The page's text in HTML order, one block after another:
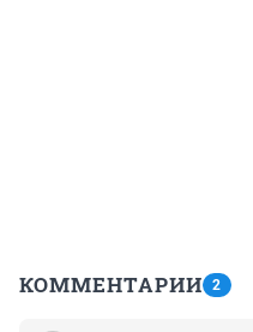
КОММЕНТАРИИ 2